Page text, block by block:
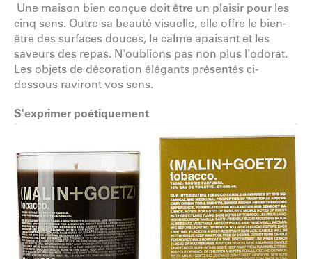
Une maison bien conçue doit être un plaisir pour les
cinq sens. Outre sa beauté visuelle, elle offre le bien-
être des surfaces douces, le calme apaisant et les
saveurs des repas. N'oublions pas non plus l'odorat.
Les objets de décoration élégants présentés ci-
dessous raviront vos sens.
S'exprimer poétiquement